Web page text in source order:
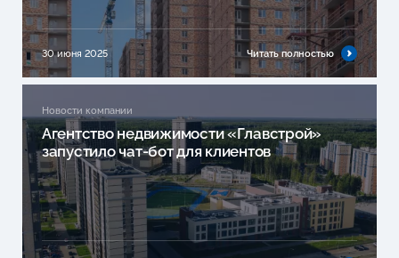
30 июня 2025 Читать полностью
Новости компании
Агентство недвижимости «Главстрой»
запустило чат-бот для клиентов